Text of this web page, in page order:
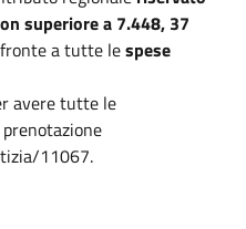
superiore a 7.448, 37
a tutte lespese
avere tutte le
11067.